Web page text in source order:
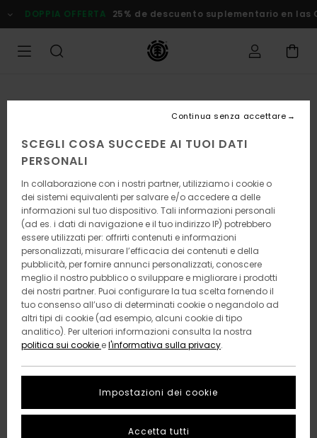
alle
informazioni
prodotto
OFFERTA 25% de descuento suplementario en las
SCEGLI COSA SUCCEDE AI TUOI DATI
PERSONALI
In collaborazione con i nostri partner, utilizziamo i cookie o
dei sistemi equivalenti per salvare e/o accedere a delle
informazioni sul tuo dispositivo. Tali informazioni personali
(ad es. i dati di navigazione e il tuo indirizzo IP) potrebbero
essere utilizzati per: offrirti contenuti e informazioni
personalizzati, misurare l’efficacia dei contenuti e della
pubblicità, per fornire annunci personalizzati, conoscere
meglio il nostro pubblico o sviluppare e migliorare i prodotti
dei nostri partner. Puoi configurare la tua scelta fornendo il
tuo consenso all’uso di determinati cookie o negandolo ad
altri tipi di cookie (ad esempio, alcuni cookie di tipo
analitico). Per ulteriori informazioni consulta la nostra
politica sui cookie el'informativa sulla privacy.
Impostazioni dei cookie
Continua senza accettare
Accetta tutti